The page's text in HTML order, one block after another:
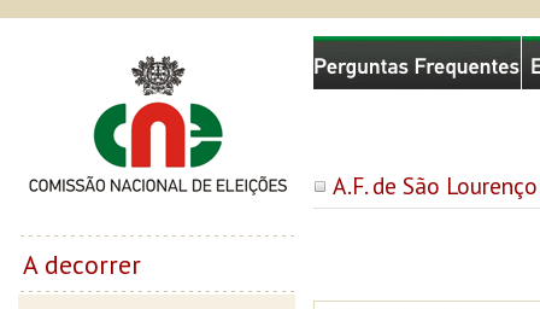
A.F. de São
Comissão Nacional de Eleições
A decorrer